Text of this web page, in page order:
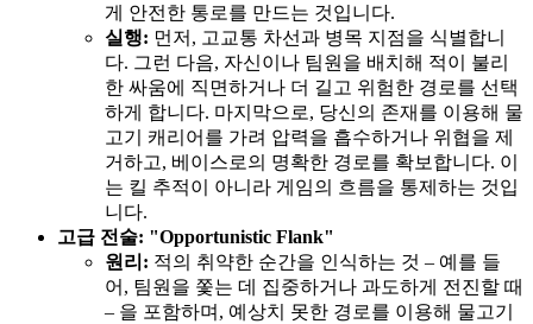
게 안전한 통로를 만드는 것입니다.
실행: 먼저, 고교통 차선과 병목 지점을 식별합니
다. 그런 다음, 자신이나 팀원을 배치해 적이 불리
한 싸움에 직면하거나 더 길고 위험한 경로를 선택
하게 합니다. 마지막으로, 당신의 존재를 이용해 물
고기 캐리어를 가려 압력을 흡수하거나 위협을 제
거하고, 베이스로의 명확한 경로를 확보합니다. 이
는 킬 추적이 아니라 게임의 흐름을 통제하는 것입
니다.
고급 전술: "Opportunistic Flank"
원리: 적의 취약한 순간을 인식하는 것 – 예를 들
어, 팀원을 쫓는 데 집중하거나 과도하게 전진할 때
– 을 포함하며, 예상치 못한 경로를 이용해 물고기